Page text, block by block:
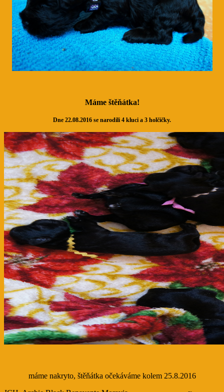
Máme štěňátka!
Dne 22.08.2016 se narodili 4 kluci a 3 holčičky.
máme nakryto, štěňátka očekáváme kolem 25.8.2016